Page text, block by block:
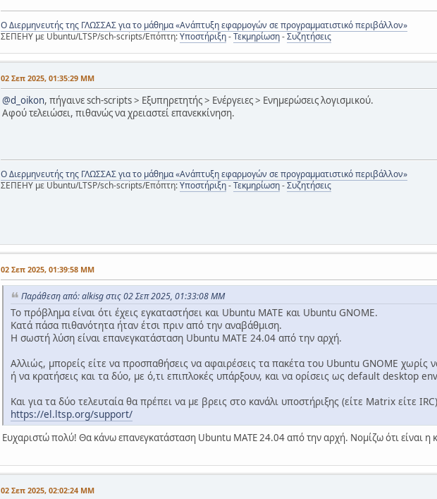
Ο Διερμηνευτής της ΓΛΩΣΣΑΣ για το μάθημα «Ανάπτυξη εφαρμογών σε προγραμματιστικό περιβάλλον»
ΣΕΠΕΗΥ με Ubuntu/LTSP/sch-scripts/Επόπτη:Υποστήριξη-Τεκμηρίωση-Συζητήσεις
02 Σεπ 2025, 01:35:29 ΜΜ
@d_oikon, πήγαινε sch-scripts > Εξυπηρετητής > Ενέργειες > Ενημερώσεις λογισμικού.
Αφού τελειώσει, πιθανώς να χρειαστεί επανεκκίνηση.
Ο Διερμηνευτής της ΓΛΩΣΣΑΣ για το μάθημα «Ανάπτυξη εφαρμογών σε προγραμματιστικό περιβάλλον»
ΣΕΠΕΗΥ με Ubuntu/LTSP/sch-scripts/Επόπτη:Υποστήριξη-Τεκμηρίωση-Συζητήσεις
02 Σεπ 2025, 01:39:58 ΜΜ
Παράθεση από: alkisg στις 02 Σεπ 2025, 01:33:08 ΜΜ
Το πρόβλημα είναι ότι έχεις εγκαταστήσει και Ubuntu MATE και Ubuntu GNOME.
Κατά πάσα πιθανότητα ήταν έτσι πριν από την αναβάθμιση.
Η σωστή λύση είναι επανεγκατάσταση Ubuntu MATE 24.04 από την αρχή.
Αλλιώς, μπορείς είτε να προσπαθήσεις να αφαιρέσεις τα πακέτα του Ubuntu GNOME χωρίς
ή να κρατήσεις και τα δύο, με ό,τι επιπλοκές υπάρξουν, και να ορίσεις ως default desktop
Και για τα δύο τελευταία θα πρέπει να με βρεις στο κανάλι υποστήριξης (είτε Matrix είτε
https://el.ltsp.org/support/
Ευχαριστώ πολύ! Θα κάνω επανεγκατάσταση Ubuntu MATE 24.04 από την αρχή. Νομίζω ότι είναι η
02 Σεπ 2025, 02:02:24 ΜΜ